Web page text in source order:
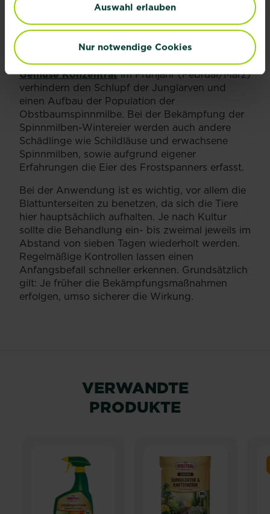
Auswahl erlauben
Nur notwendige Cookies
MASSNAHMEN
Frühzeitige Austriebsspritzungen mit
SUBSTRALNaturenBio Schädlingsfrei Obst &
Gemüse Konzentratim Frühjahr (Februar/März)
verhindern den Schlupf der Junglarven und
einen Aufbau der Population der
Obstbaumspinnmilbe. Bei der Bekämpfung der
Spinnmilben-Wintereier werden auch andere
Schädlinge wie Schildläuse und erwachsene
Spinnmilben, sowie aufgrund eigener
Erfahrungen die Eier des Frostspanners erfasst.
Bei der Anwendung ist es wichtig, vor allem die
Blattunterseiten zu benetzen, da sich die Tiere
hier hauptsächlich aufhalten. Je nach Kultur
sollte die Behandlung ein- bis zweimal jeweils im
Abstand von sieben Tagen wiederholt werden.
Regelmäßige Kontrollen lassen einen
Anfangsbefall schneller erkennen. Grundsätzlich
gilt: Je früher die Bekämpfungsmaßnahmen
erfolgen, umso sicherer die Wirkung.
VERWANDTE
PRODUKTE